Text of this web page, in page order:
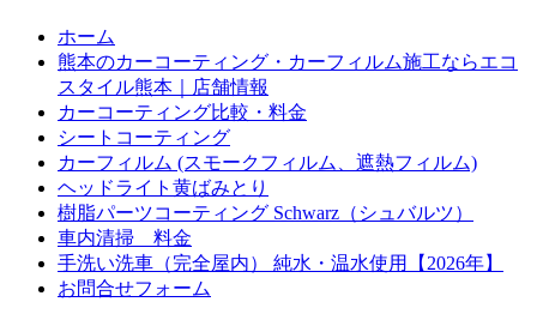
ホーム
熊本のカーコーティング・カーフィルム施工ならエコ
スタイル熊本｜店舗情報
カーコーティング比較・料金
シートコーティング
カーフィルム (スモークフィルム、遮熱フィルム)
ヘッドライト黄ばみとり
樹脂パーツコーティング Schwarz（シュバルツ）
車内清掃 料金
手洗い洗車（完全屋内） 純水・温水使用【2026年】
お問合せフォーム